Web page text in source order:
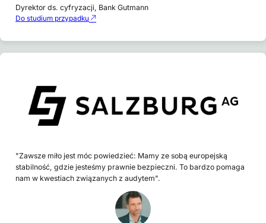
Dyrektor ds. cyfryzacji, Bank Gutmann
Do studium przypadku
"Zawsze miło jest móc powiedzieć: Mamy ze sobą europejską
stabilność, gdzie jesteśmy prawnie bezpieczni. To bardzo pomaga
nam w kwestiach związanych z audytem".